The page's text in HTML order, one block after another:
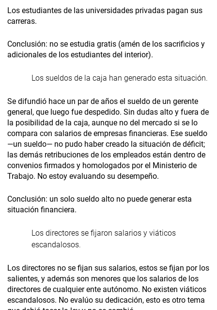
Los estudiantes de las universidades privadas pagan sus
carreras.
Conclusión: no se estudia gratis (amén de los sacrificios y
adicionales de los estudiantes del interior).
Los sueldos de la caja han generado esta situación.
Se difundió hace un par de años el sueldo de un gerente
general, que luego fue despedido. Sin dudas alto y fuera de
la posibilidad de la caja, aunque no del mercado si se lo
compara con salarios de empresas financieras. Ese sueldo
—un sueldo— no pudo haber creado la situación de déficit;
las demás retribuciones de los empleados están dentro de
convenios firmados y homologados por el Ministerio de
Trabajo. No estoy evaluando su desempeño.
Conclusión: un solo sueldo alto no puede generar esta
situación financiera.
Los directores se fijaron salarios y viáticos
escandalosos.
Los directores no se fijan sus salarios, estos se fijan por los
salientes, y además son menores que los salarios de los
directores de cualquier ente autónomo. No existen viáticos
escandalosos. No evalúo su dedicación, esto es otro tema